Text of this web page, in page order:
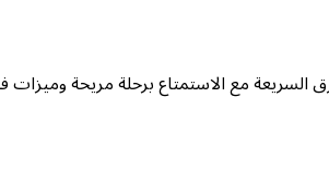
السريعة مع الاستمتاع برحلة مريحة وميزات